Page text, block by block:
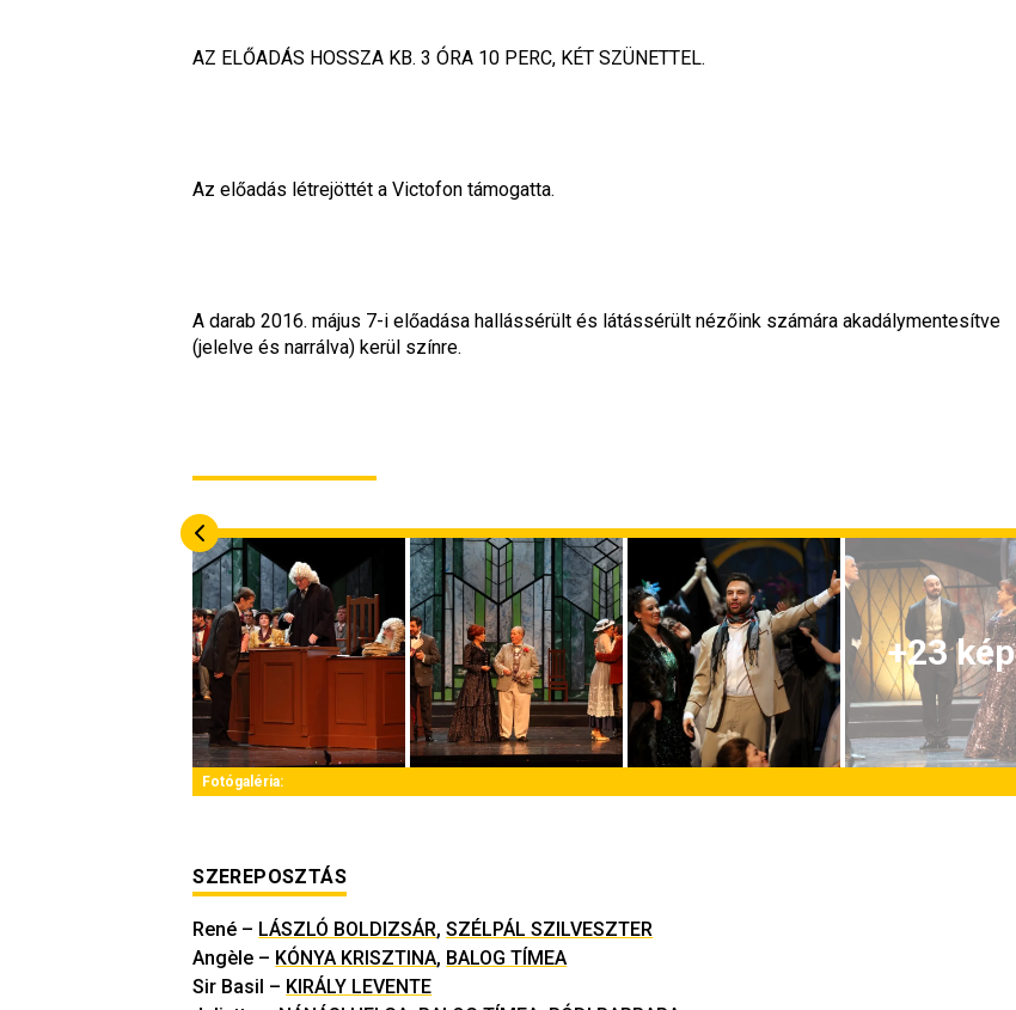
AZ ELŐADÁS HOSSZA KB. 3 ÓRA 10 PERC, KÉT SZÜNETTEL.
Az előadás létrejöttét a Victofon támogatta.
A darab 2016. május 7-i előadása hallássérült és látássérült nézőink számára akadálymentesítve
(jelelve és narrálva) kerül színre.
+23kép
Fotógaléria:
SZEREPOSZTÁS
René – LÁSZLÓ BOLDIZSÁR,SZÉLPÁL SZILVESZTER
Angèle – KÓNYA KRISZTINA, BALOG TÍMEA
Sir Basil – KIRÁLY LEVENTE